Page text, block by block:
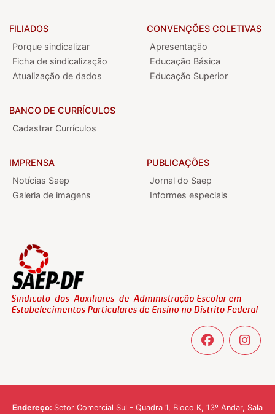
FILIADOS
Porque sindicalizar
Ficha de sindicalização
Atualização de dados
BANCO DE CURRÍCULOS
Cadastrar Currículos
CONVENÇÕES COLETIVAS
Apresentação
Educação Básica
Educação Superior
IMPRENSA
Notícias Saep
Galeria de imagens
PUBLICAÇÕES
Jornal do Saep
Informes especiais
Endereço: Setor Comercial Sul - Quadra 1, Bloco K, 13º Andar, Sala